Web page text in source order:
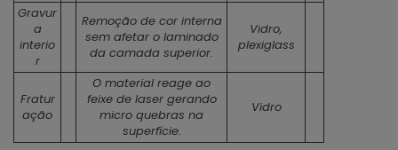
Gravur
a
interio
r
Remoção de cor interna
sem afetar o laminado
da camada superior.
Vidro,
plexiglass
Fratur
ação
O material reage ao
feixe de laser gerando
micro quebras na
superfície.
Vidro